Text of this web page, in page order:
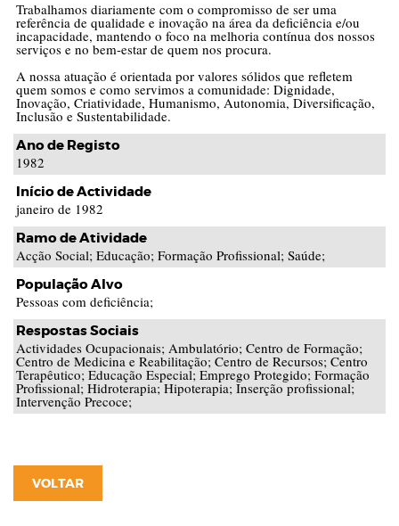
Trabalhamos diariamente com o compromisso de ser uma
referência de qualidade e inovação na área da deficiência e/ou
incapacidade, mantendo o foco na melhoria contínua dos nossos
serviços e no bem-estar de quem nos procura.
A nossa atuação é orientada por valores sólidos que refletem
quem somos e como servimos a comunidade: Dignidade,
Inovação, Criatividade, Humanismo, Autonomia, Diversificação,
Inclusão e Sustentabilidade.
Ano de Registo
1982
Início de Actividade
janeiro de 1982
Ramo de Atividade
Acção Social; Educação; Formação Profissional; Saúde;
População Alvo
Pessoas com deficiência;
Respostas Sociais
Actividades Ocupacionais; Ambulatório; Centro de Formação;
Centro de Medicina e Reabilitação; Centro de Recursos; Centro
Terapêutico; Educação Especial; Emprego Protegido; Formação
Profissional; Hidroterapia; Hipoterapia; Inserção profissional;
Intervenção Precoce;
VOLTAR